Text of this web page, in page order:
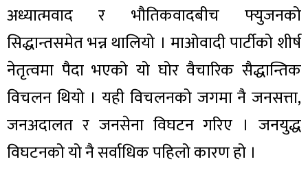
अध्यात्मवाद र भौतिकवादबीच फ्युजनको
सिद्धान्तसमेत भन्न थालियो । माओवादी पार्टीको शीर्ष
नेतृत्वमा पैदा भएको यो घोर वैचारिक सैद्धान्तिक
विचलन थियो । यही विचलनको जगमा नै जनसत्ता,
जनअदालत र जनसेना विघटन गरिए । जनयुद्ध
विघटनको यो नै सर्वाधिक पहिलो कारण हो ।